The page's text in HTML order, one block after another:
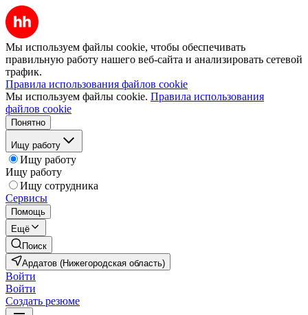
Мы используем файлы cookie, чтобы обеспечивать
правильную работу нашего веб-сайта и анализировать сетевой
трафик.
Правила использования файлов cookie
Мы используем файлы cookie. Правила использования
файлов cookie
Понятно
Ищу работу
Ищу работу
Ищу работу
Ищу сотрудника
Сервисы
Помощь
Ещё
Поиск
Ардатов (Нижегородская область)
Войти
Войти
Создать резюме